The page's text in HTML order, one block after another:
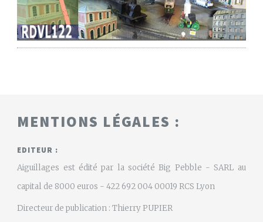
MENTIONS LÉGALES :
EDITEUR :
Aiguillages est édité par la société Big Pebble - SARL au
capital de 8000 euros - 422 692 004 00019 RCS Lyon
Directeur de publication : Thierry PUPIER